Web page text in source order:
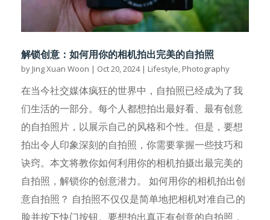
解锁创意：如何用你的相机拍出完美的自拍照
by Jing Xuan Woon | Oct 20, 2024| Lifestyle, Photography
在当今社交媒体疯狂的世界中，自拍照已经成为了我
们生活的一部分。每个人都想拍出最好看、最有创意
的自拍照片，以展示自己的风格和个性。但是，要想
拍出令人印象深刻的自拍照，你需要掌握一些技巧和
诀窍。本文将教你如何利用你的相机拍摄出最完美的
自拍照，解锁你的创意潜力。 如何用你的相机拍出创
意自拍照？ 自拍照不仅仅是简单地把相机对准自己的
脸并按下快门按钮。要想拍出真正有创意的自拍照，